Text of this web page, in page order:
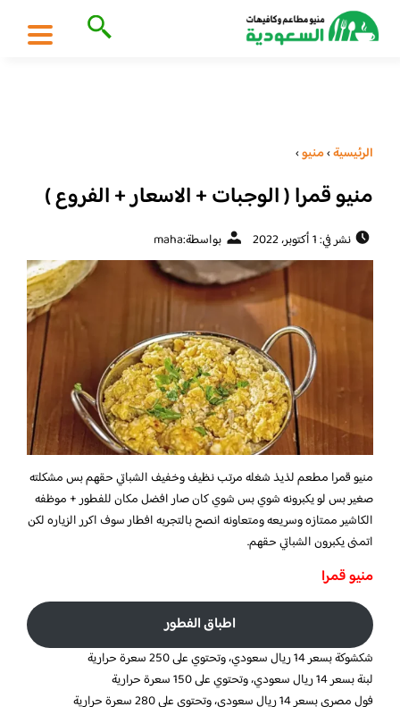
الرئيسية›منيو›
منيو قمرا ( الوجبات + الاسعار + الفروع )
نشر في: 1 أكتوبر، 2022 بواسطة:maha
منيو قمرا مطعم لذيذ شغله مرتب نظيف وخفيف الشباتي حقهم بس مشكلته
صغير بس لو يكبرونه شوي بس شوي كان صار افضل مكان للفطور + موظفه
الكاشير ممتازه وسريعه ومتعاونه انصح بالتجربه افطار سوف اكرر الزياره لكن
اتمنى يكبرون الشباتي حقهم.
منيو قمرا
اطباق الفطور
شكشوكة بسعر 14 ريال سعودي، وتحتوي على 250 سعرة حرارية
لبنة بسعر 14 ريال سعودي، وتحتوي على 150 سعرة حرارية
فول مصري بسعر 14 ريال سعودي، وتحتوي على 280 سعرة حرارية